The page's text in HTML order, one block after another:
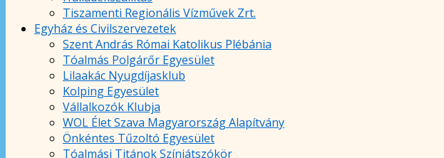
Tiszamenti Regionális Vízművek Zrt.
Egyház és Civilszervezetek
Szent András Római Katolikus Plébánia
Tóalmás Polgárőr Egyesület
Lilaakác Nyugdíjasklub
Kolping Egyesület
Vállalkozók Klubja
WOL Élet Szava Magyarország Alapítvány
Önkéntes Tűzoltó Egyesület
Tóalmási Titánok Színjátszókör